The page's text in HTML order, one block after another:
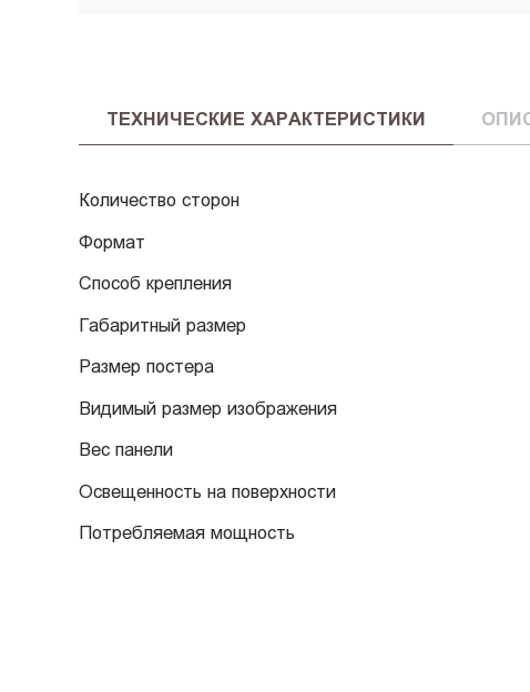
ТЕХНИЧЕСКИЕ ХАРАКТЕРИСТИКИ
Количество сторон
Формат
Способ крепления
Габаритный размер
Размер постера
Видимый размер изображения
Вес панели
Освещенность на поверхности
Потребляемая мощность